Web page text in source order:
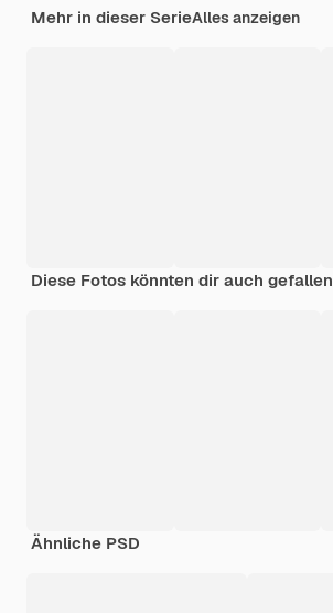
Mehr in dieser SerieAlles anzeigen
Diese Fotos könnten dir auch gefallen
Ähnliche PSD